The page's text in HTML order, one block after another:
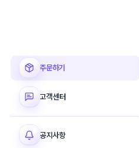
주문하기
고객센터
공지사항